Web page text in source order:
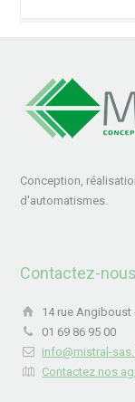
Conception,
d'automatismes.
Contactez-nous
14 rue
01 69 86 95 00
info@mistral-
Contactez nos